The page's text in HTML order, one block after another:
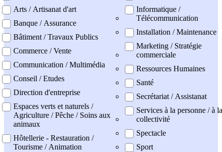
Arts / Artisanat d'art
Banque / Assurance
Bâtiment / Travaux Publics
Commerce / Vente
Communication / Multimédia
Conseil / Etudes
Direction d'entreprise
Espaces verts et naturels /
Agriculture / Pêche / Soins aux
animaux
Hôtellerie - Restauration /
Tourisme / Animation
Informatique /
Télécommunication
Installation / Maintenance
Marketing / Stratégie
commerciale
Ressources Humaines
Santé
Secrétariat / Assistanat
Services à la personne / à la
collectivité
Spectacle
Sport